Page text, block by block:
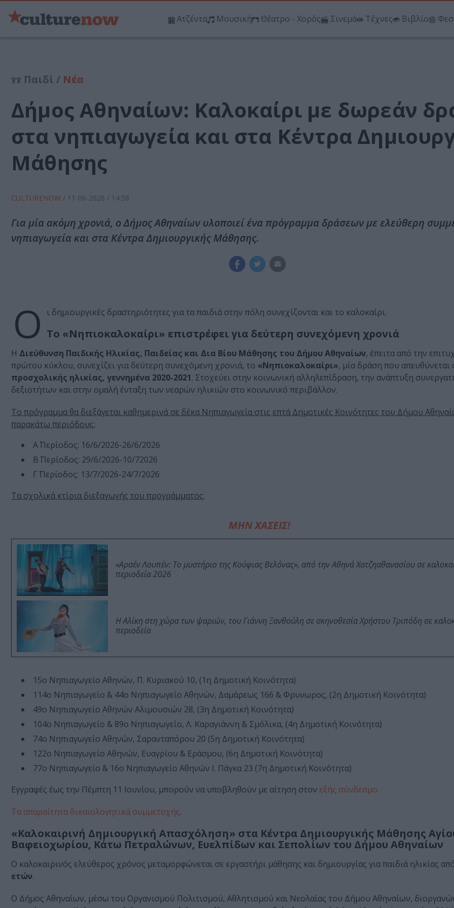
Ατζέντα Μουσική Θέατρο - Χορός Σινεμά Τέχνες Βιβλίο
Παιδί / Νέα
Δήμος Αθηναίων: Καλοκαίρι με δωρεάν
στα νηπιαγωγεία και στα Κέντρα
Μάθησης
CULTURENOW / 11-06-2026 / 14:58
Για μία ακόμη χρονιά, ο Δήμος Αθηναίων υλοποιεί ένα πρόγραμμα δράσεων με ελεύθερη
νηπιαγωγεία και στα Κέντρα Δημιουργικής Μάθησης.
Ο ι δημιουργικές δραστηριότητες για τα παιδιά στην πόλη συνεχίζονται και το καλοκαίρι.
Το «Νηπιοκαλοκαίρι» επιστρέφει για δεύτερη συνεχόμενη χρονιά
Η Διεύθυνση Παιδικής Ηλικίας, Παιδείας και Δια Βίου Μάθησης του Δήμου Αθηναίων, έπειτα από την
πρώτου κύκλου, συνεχίζει για δεύτερη συνεχόμενη χρονιά, το «Νηπιοκαλοκαίρι», μία δράση που απευθύνεται
προσχολικής ηλικίας, γεννημένα 2020-2021. Στοχεύει στην κοινωνική αλληλεπίδραση, την ανάπτυξη
δεξιοτήτων και στην ομαλή ένταξη των νεαρών ηλικιών στο κοινωνικό περιβάλλον.
Το πρόγραμμα θα διεξάγεται καθημερινά σε δέκα Νηπιαγωγεία στις επτά Δημοτικές Κοινότητες του Δήμου
παρακάτω περιόδους:
Α΄ Περίοδος: 16/6/2026-26/6/2026
Β΄ Περίοδος: 29/6/2026-10/72026
Γ΄ Περίοδος: 13/7/2026-24/7/2026
Τα σχολικά κτίρια διεξαγωγής του προγράμματος:
ΜΗΝ ΧΑΣΕΙΣ!
«Αρσέν Λουπέν: Το μυστήριο της Κούφιας Βελόνας», από την Αθηνά Χατζηαθανασίου σε
περιοδεία 2026
Η Αλίκη στη χώρα των ψαριών, του Γιάννη Ξανθούλη σε σκηνοθεσία Χρήστου Τριπόδη σε
περιοδεία
15ο Νηπιαγωγείο Αθηνών, Π. Κυριακού 10, (1η Δημοτική Κοινότητα)
114ο Νηπιαγωγείο & 44ο Νηπιαγωγείο Αθηνών, Δαμάρεως 166 & Φρυνωρος, (2η Δημοτική Κοινότητα)
49ο Νηπιαγωγείο Αθηνών Αλιμουσιών 28, (3η Δημοτική Κοινότητα)
104ο Νηπιαγωγείο & 89ο Νηπιαγωγείο, Λ. Καραγιάννη & Σμόλικα, (4η Δημοτική Κοινότητα)
74ο Νηπιαγωγείο Αθηνών, Σαρανταπόρου 20 (5η Δημοτική Κοινότητα)
122ο Νηπιαγωγείο Αθηνών, Ευαγρίου & Εράσμου, (6η Δημοτική Κοινότητα)
77ο Νηπιαγωγείο & 16ο Νηπιαγωγείο Αθηνών Ι. Πάγκα 23 (7η Δημοτική Κοινότητα)
Εγγραφές έως την Πέμπτη 11 Ιουνίου, μπορούν να υποβληθούν με αίτηση στον εξής σύνδεσμο.
Tα απαραίτητα δικαιολογητικά συμμετοχής.
«Καλοκαιρινή Δημιουργική Απασχόληση» στα Κέντρα Δημιουργικής Μάθησης
Βαφειοχωρίου, Κάτω Πετραλώνων, Ευελπίδων και Σεπολίων του Δήμου Αθηναίων
Ο καλοκαιρινός ελεύθερος χρόνος μεταμορφώνεται σε εργαστήρι μάθησης και δημιουργίας για παιδιά ηλικίας
ετών.
Ο Δήμος Αθηναίων, μέσω του Οργανισμού Πολιτισμού, Αθλητισμού και Νεολαίας του Δήμου Αθηναίων,